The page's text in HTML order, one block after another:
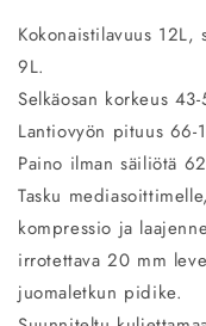
Kokonaistilavuus 12L,
9L.
Selkäosan korkeus 43-
Lantiovyön pituus 66-
Paino ilman säiliötä
Tasku
kompressio ja
irrotettava 20 mm
juomaletkun pidike.